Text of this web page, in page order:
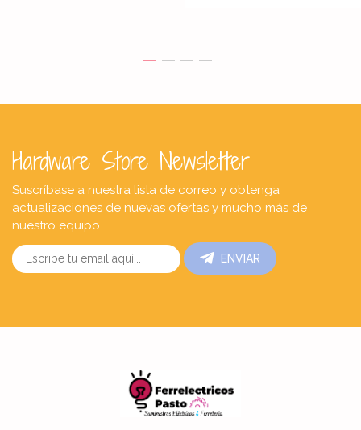
Hardware Store Newsletter
Suscríbase a nuestra lista de correo y obtenga
actualizaciones de nuevas ofertas y mucho más de
nuestro equipo.
ENVIAR